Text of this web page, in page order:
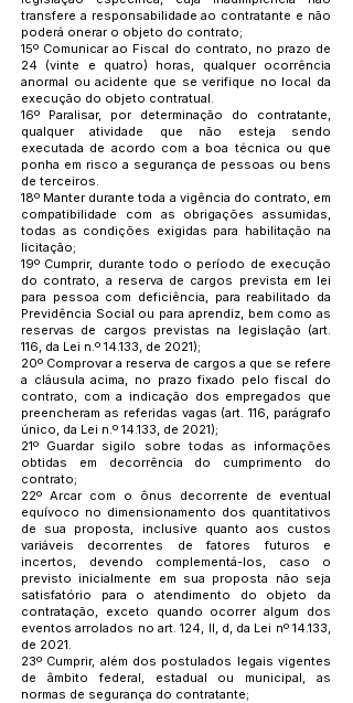
transfere a responsabilidade ao contratante e não
poderá onerar o objeto do contrato;
15º Comunicar ao Fiscal do contrato, no prazo de
24 (vinte e quatro) horas, qualquer ocorrência
anormal ou acidente que se verifique no local da
execução do objeto contratual.
16º Paralisar, por determinação do contratante,
qualquer atividade que não esteja sendo
executada de acordo com a boa técnica ou que
ponha em risco a segurança de pessoas ou bens
de terceiros.
18º Manter durante toda a vigência do contrato, em
compatibilidade com as obrigações assumidas,
todas as condições exigidas para habilitação na
licitação;
19º Cumprir, durante todo o período de execução
do contrato, a reserva de cargos prevista em lei
para pessoa com deficiência, para reabilitado da
Previdência Social ou para aprendiz, bem como as
reservas de cargos previstas na legislação (art.
116, da Lei n.º 14.133, de 2021);
20º Comprovar a reserva de cargos a que se refere
a cláusula acima, no prazo fixado pelo fiscal do
contrato, com a indicação dos empregados que
preencheram as referidas vagas (art. 116, parágrafo
único, da Lei n.º 14.133, de 2021);
21º Guardar sigilo sobre todas as informações
obtidas em decorrência do cumprimento do
contrato;
22º Arcar com o ônus decorrente de eventual
equívoco no dimensionamento dos quantitativos
de sua proposta, inclusive quanto aos custos
variáveis decorrentes de fatores futuros e
incertos, devendo complementá-los, caso o
previsto inicialmente em sua proposta não seja
satisfatório para o atendimento do objeto da
contratação, exceto quando ocorrer algum dos
eventos arrolados no art. 124, II, d, da Lei nº 14.133,
de 2021.
23º Cumprir, além dos postulados legais vigentes
de âmbito federal, estadual ou municipal, as
normas de segurança do contratante;